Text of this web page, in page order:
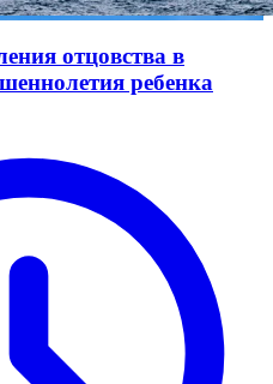
отцовства в
ребенка